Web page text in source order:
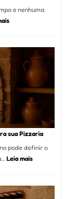
e nenhuma
:
Encontrar
um
Bom
Lugar
para
Comer?
Este
Portal
Resolver
Isso
sua Pizzaria
pode definir o
Leia mais:
Como